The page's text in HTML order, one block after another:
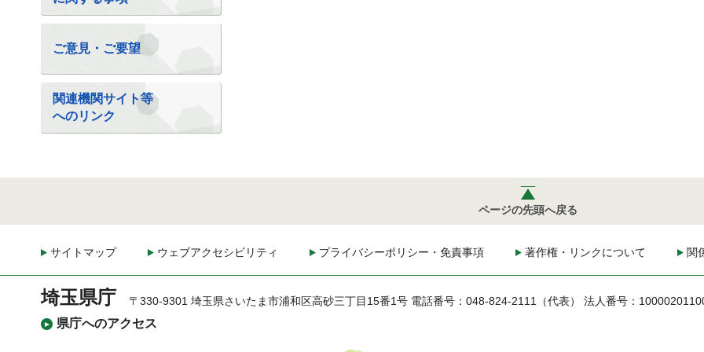
ご意見・ご要望
関連機関サイト等
へのリンク
ページの先頭へ戻る
サイトマップ ウェブアクセシビリティ プライバシーポリシー・免責事項 著作権・リンクについて 関
埼玉県庁
県庁へのアクセス
〒330-9301 埼玉県さいたま市浦和区高砂三丁目15番1号 電話番号：048-824-2111（代表） 法人番号：